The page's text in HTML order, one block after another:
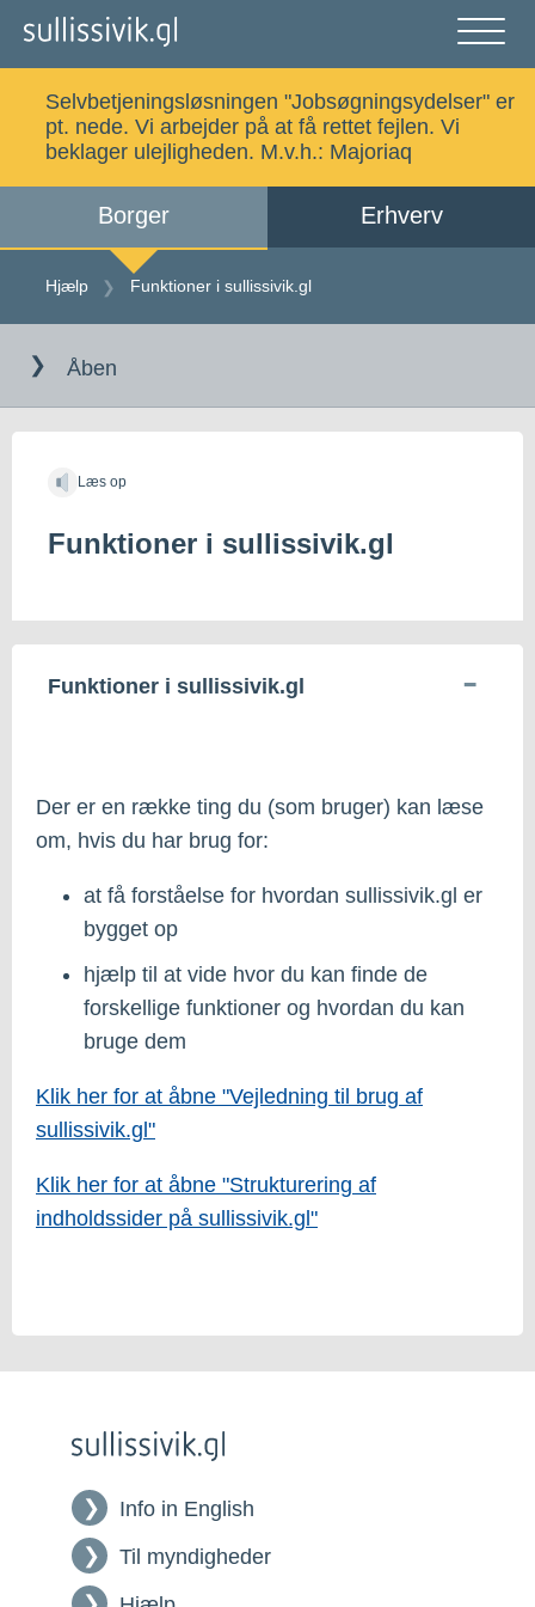
luk
Alle emner Selvbetjening
Kalaallisut
Selvbetjeningsløsningen "Jobsøgningsydelser" er
pt. nede. Vi arbejder på at få rettet fejlen. Vi
beklager ulejligheden. M.v.h.: Majoriaq
Borger Erhverv
Hjælp Funktioner i sullissivik.gl
Åben
Læs op
Funktioner i sullissivik.gl
Funktioner i sullissivik.gl
Der er en række ting du (som bruger) kan læse
om, hvis du har brug for:
at få forståelse for hvordan sullissivik.gl er
bygget op
hjælp til at vide hvor du kan finde de
forskellige funktioner og hvordan du kan
bruge dem
Klik her for at åbne "Vejledning til brug af
sullissivik.gl"
Klik her for at åbne "Strukturering af
indholdssider på sullissivik.gl"
Info in English
Til myndigheder